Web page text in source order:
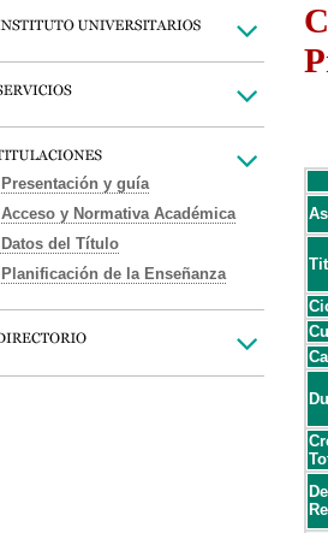
Presentación y guía
Acceso y Normativa Académica
Datos del Título
Planificación de la Enseñanza